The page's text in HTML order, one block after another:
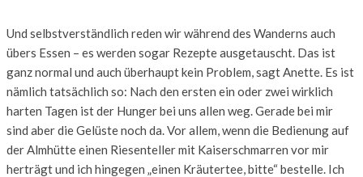
Und selbstverständlich reden wir während des Wanderns auch
übers Essen – es werden sogar Rezepte ausgetauscht. Das ist
ganz normal und auch überhaupt kein Problem, sagt Anette. Es ist
nämlich tatsächlich so: Nach den ersten ein oder zwei wirklich
harten Tagen ist der Hunger bei uns allen weg. Gerade bei mir
sind aber die Gelüste noch da. Vor allem, wenn die Bedienung auf
der Almhütte einen Riesenteller mit Kaiserschmarren vor mir
herträgt und ich hingegen „einen Kräutertee, bitte“ bestelle. Ich